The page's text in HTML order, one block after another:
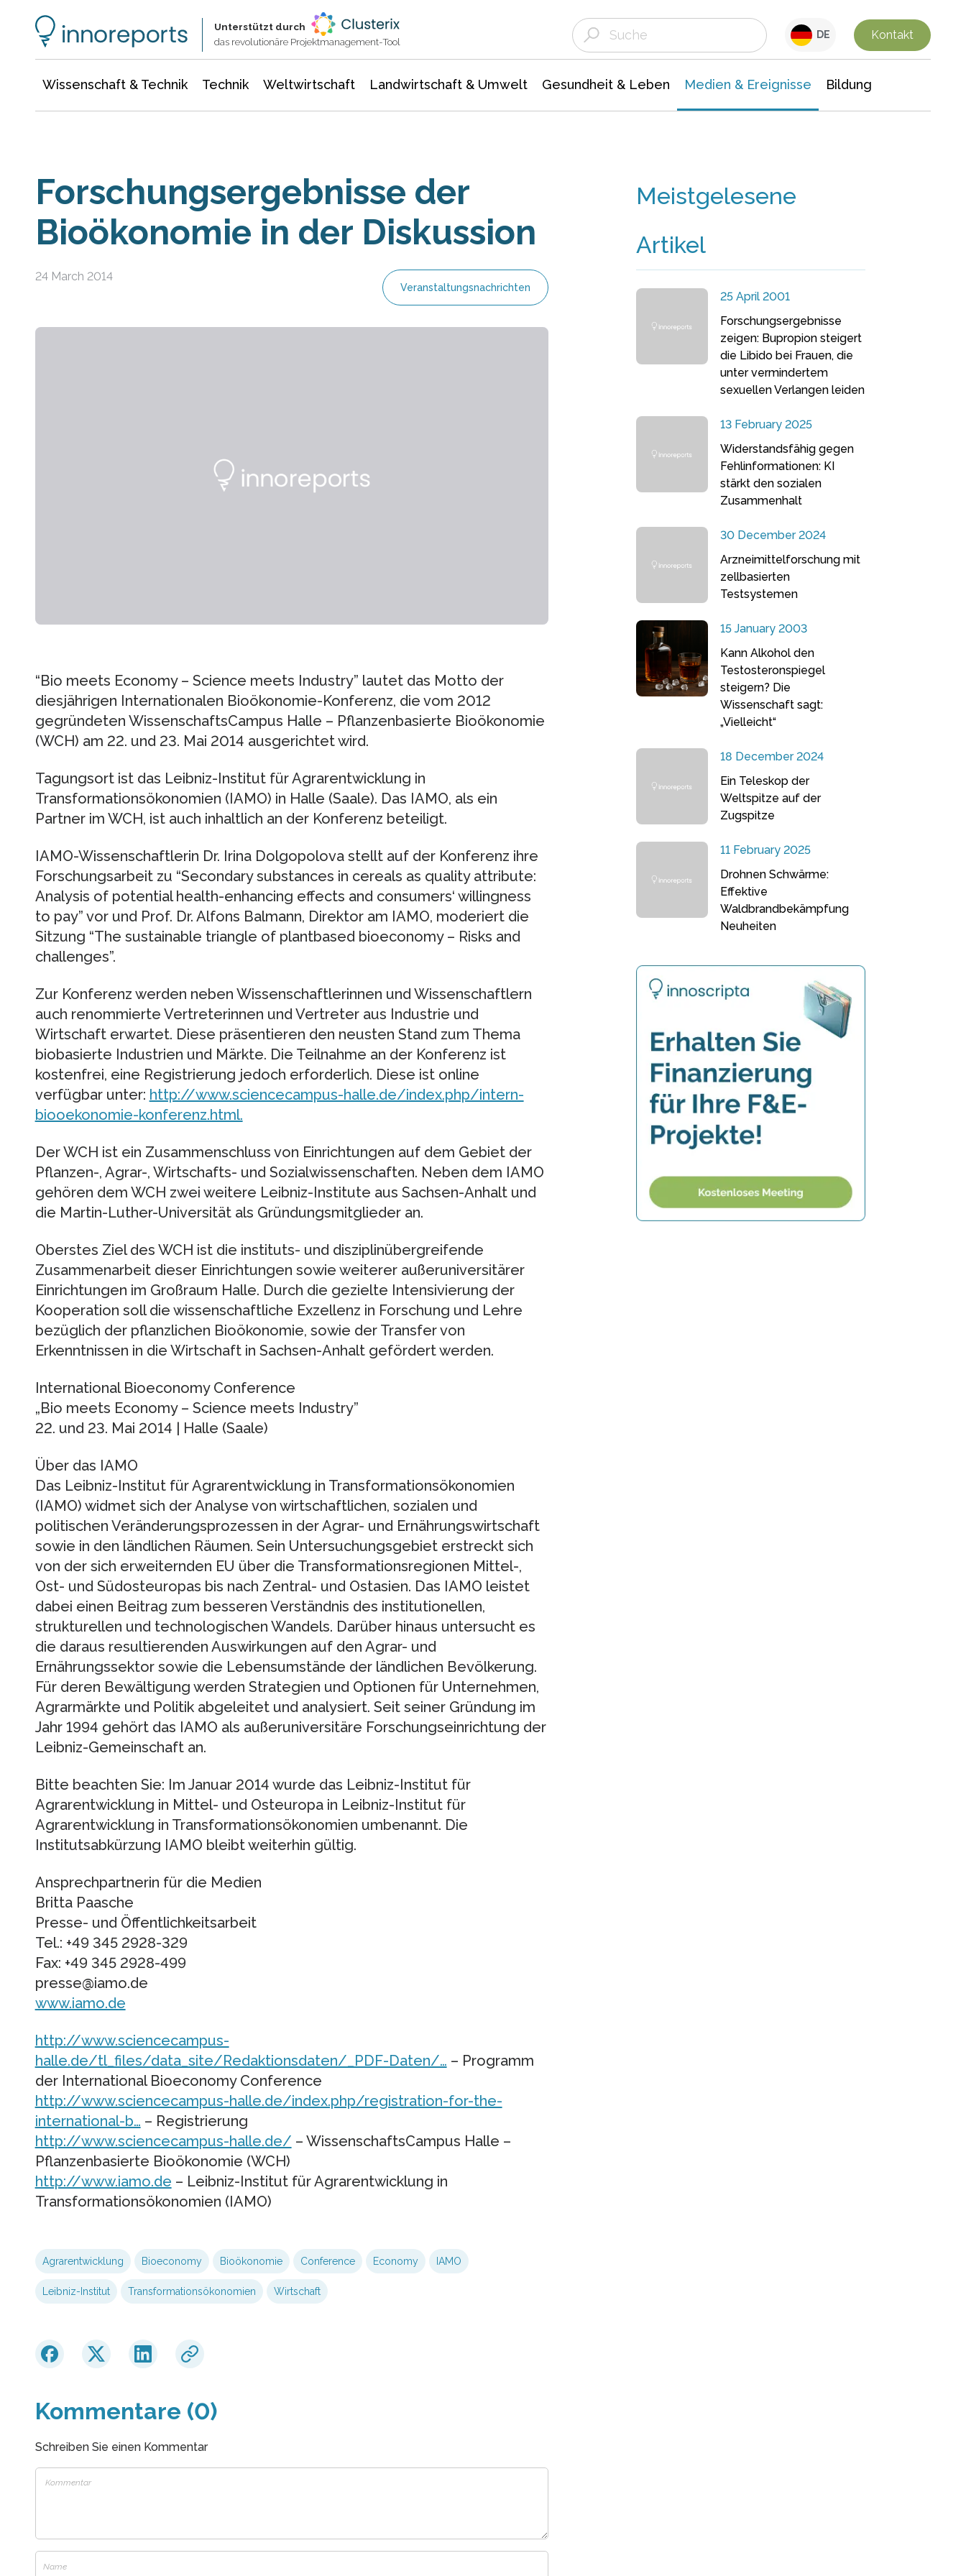
Unterstützt durch
das revolutionäre Projektmanagement-Tool
DE Kontakt
Wissenschaft & Technik Technik Weltwirtschaft Landwirtschaft & Umwelt Gesundheit & Leben Medien & Ereignisse Bildung
Forschungsergebnisse der
Bioökonomie in der Diskussion
24 March 2014
Veranstaltungsnachrichten
“Bio meets Economy – Science meets Industry” lautet das Motto der
diesjährigen Internationalen Bioökonomie-Konferenz, die vom 2012
gegründeten WissenschaftsCampus Halle – Pflanzenbasierte Bioökonomie
(WCH) am 22. und 23. Mai 2014 ausgerichtet wird.
Tagungsort ist das Leibniz-Institut für Agrarentwicklung in
Transformationsökonomien (IAMO) in Halle (Saale). Das IAMO, als ein
Partner im WCH, ist auch inhaltlich an der Konferenz beteiligt.
IAMO-Wissenschaftlerin Dr. Irina Dolgopolova stellt auf der Konferenz ihre
Forschungsarbeit zu “Secondary substances in cereals as quality attribute:
Analysis of potential health-enhancing effects and consumers‘ willingness
to pay” vor und Prof. Dr. Alfons Balmann, Direktor am IAMO, moderiert die
Sitzung “The sustainable triangle of plantbased bioeconomy – Risks and
challenges”.
Zur Konferenz werden neben Wissenschaftlerinnen und Wissenschaftlern
auch renommierte Vertreterinnen und Vertreter aus Industrie und
Wirtschaft erwartet. Diese präsentieren den neusten Stand zum Thema
biobasierte Industrien und Märkte. Die Teilnahme an der Konferenz ist
kostenfrei, eine Registrierung jedoch erforderlich. Diese ist online
verfügbar unter: http://www.sciencecampus-halle.de/index.php/intern-
biooekonomie-konferenz.html.
Der WCH ist ein Zusammenschluss von Einrichtungen auf dem Gebiet der
Pflanzen-, Agrar-, Wirtschafts- und Sozialwissenschaften. Neben dem IAMO
gehören dem WCH zwei weitere Leibniz-Institute aus Sachsen-Anhalt und
die Martin-Luther-Universität als Gründungsmitglieder an.
Oberstes Ziel des WCH ist die instituts- und disziplinübergreifende
Zusammenarbeit dieser Einrichtungen sowie weiterer außeruniversitärer
Einrichtungen im Großraum Halle. Durch die gezielte Intensivierung der
Kooperation soll die wissenschaftliche Exzellenz in Forschung und Lehre
bezüglich der pflanzlichen Bioökonomie, sowie der Transfer von
Erkenntnissen in die Wirtschaft in Sachsen-Anhalt gefördert werden.
International Bioeconomy Conference
„Bio meets Economy – Science meets Industry”
22. und 23. Mai 2014 | Halle (Saale)
Über das IAMO
Das Leibniz-Institut für Agrarentwicklung in Transformationsökonomien
(IAMO) widmet sich der Analyse von wirtschaftlichen, sozialen und
politischen Veränderungsprozessen in der Agrar- und Ernährungswirtschaft
sowie in den ländlichen Räumen. Sein Untersuchungsgebiet erstreckt sich
von der sich erweiternden EU über die Transformationsregionen Mittel-,
Ost- und Südosteuropas bis nach Zentral- und Ostasien. Das IAMO leistet
dabei einen Beitrag zum besseren Verständnis des institutionellen,
strukturellen und technologischen Wandels. Darüber hinaus untersucht es
die daraus resultierenden Auswirkungen auf den Agrar- und
Ernährungssektor sowie die Lebensumstände der ländlichen Bevölkerung.
Für deren Bewältigung werden Strategien und Optionen für Unternehmen,
Agrarmärkte und Politik abgeleitet und analysiert. Seit seiner Gründung im
Jahr 1994 gehört das IAMO als außeruniversitäre Forschungseinrichtung der
Leibniz-Gemeinschaft an.
Bitte beachten Sie: Im Januar 2014 wurde das Leibniz-Institut für
Agrarentwicklung in Mittel- und Osteuropa in Leibniz-Institut für
Agrarentwicklung in Transformationsökonomien umbenannt. Die
Institutsabkürzung IAMO bleibt weiterhin gültig.
Ansprechpartnerin für die Medien
Britta Paasche
Presse- und Öffentlichkeitsarbeit
Tel.: +49 345 2928-329
Fax: +49 345 2928-499
presse@iamo.de
www.iamo.de
http://www.sciencecampus-
halle.de/tl_files/data_site/Redaktionsdaten/_PDF-Daten/… – Programm
der International Bioeconomy Conference
http://www.sciencecampus-halle.de/index.php/registration-for-the-
international-b… – Registrierung
http://www.sciencecampus-halle.de/ – WissenschaftsCampus Halle –
Pflanzenbasierte Bioökonomie (WCH)
http://www.iamo.de – Leibniz-Institut für Agrarentwicklung in
Transformationsökonomien (IAMO)
Agrarentwicklung Bioeconomy Bioökonomie Conference Economy IAMO
Leibniz-Institut Transformationsökonomien Wirtschaft
Kommentare (0)
Schreiben Sie einen Kommentar
Meistgelesene
Artikel
25 April 2001
Forschungsergebnisse
zeigen: Bupropion steigert
die Libido bei Frauen, die
unter vermindertem
sexuellen Verlangen leiden
13 February 2025
Widerstandsfähig gegen
Fehlinformationen: KI
stärkt den sozialen
Zusammenhalt
30 December 2024
Arzneimittelforschung mit
zellbasierten
Testsystemen
15 January 2003
Kann Alkohol den
Testosteronspiegel
steigern? Die
Wissenschaft sagt:
„Vielleicht“
18 December 2024
Ein Teleskop der
Weltspitze auf der
Zugspitze
11 February 2025
Drohnen Schwärme:
Effektive
Waldbrandbekämpfung
Neuheiten